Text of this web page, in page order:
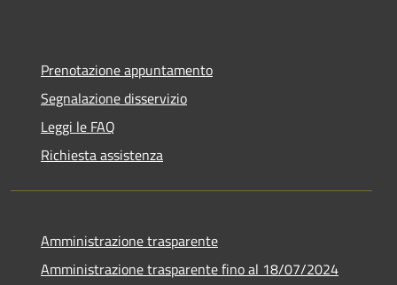
Prenotazione appuntamento
Segnalazione disservizio
Leggi le FAQ
Richiesta assistenza
Amministrazione trasparente
Amministrazione trasparente fino al 18/07/2024